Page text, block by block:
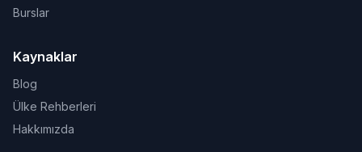
Burslar
Kaynaklar
Blog
Ülke Rehberleri
Hakkımızda